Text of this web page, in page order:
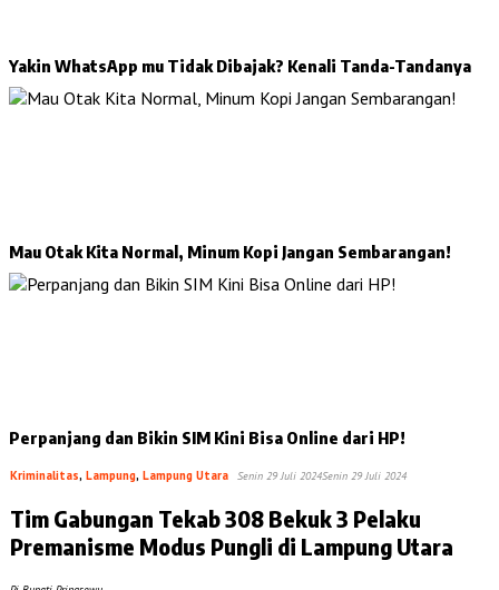
Yakin WhatsApp mu Tidak Dibajak? Kenali Tanda-Tandanya
Mau Otak Kita Normal, Minum Kopi Jangan Sembarangan!
Perpanjang dan Bikin SIM Kini Bisa Online dari HP!
Kriminalitas, Lampung, Lampung Utara Senin 29 Juli 2024Senin 29 Juli 2024
Tim Gabungan Tekab 308 Bekuk 3 Pelaku
Premanisme Modus Pungli di Lampung Utara